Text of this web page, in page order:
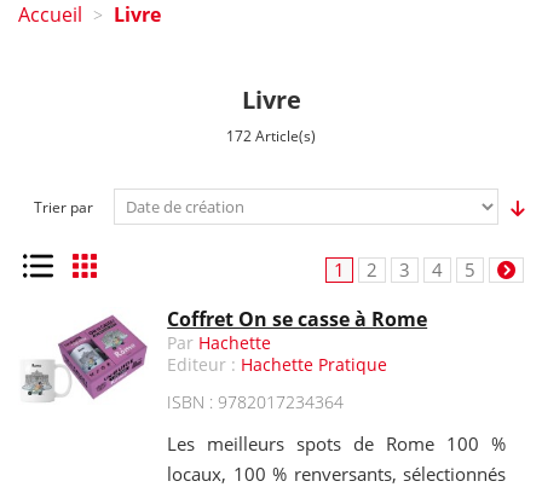
Accueil > Livre
Livre
172 Article(s)
Trier par
Liste Grille 1 2 3 4 5
Coffret On se casse à Rome
Par Hachette
Editeur : Hachette Pratique
ISBN : 9782017234364
Les meilleurs spots de Rome 100 %
locaux, 100 % renversants, sélectionnés